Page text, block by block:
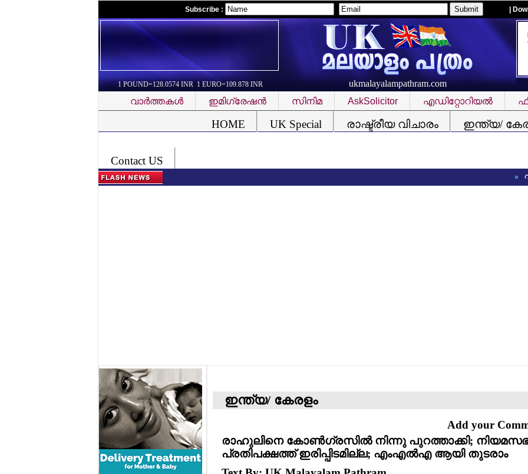
Subscribe : |
1 POUND=128.0574 INR 1 EURO=109.878 INR ukmalayalampathram.com
വാര്‍ത്തകള്‍ ഇമിഗ്രേഷന്‍ സിനിമ AskSolicitor എഡിറ്റോറിയല്‍
HOME UK Special രാഷ്ട്രീയ വിചാരം
ഇന്ത്യ/
Contact US
ഫിഫ
ഇന്ത്യ/ കേരളം
Add your
രാഹുലിനെ കോണ്‍ഗ്രസില്‍ നിന്നു പുറത്താക്കി;
പ്രതിപക്ഷത്ത് ഇരിപ്പിടമില്ല; എംഎല്‍എ ആയി തുടരാം